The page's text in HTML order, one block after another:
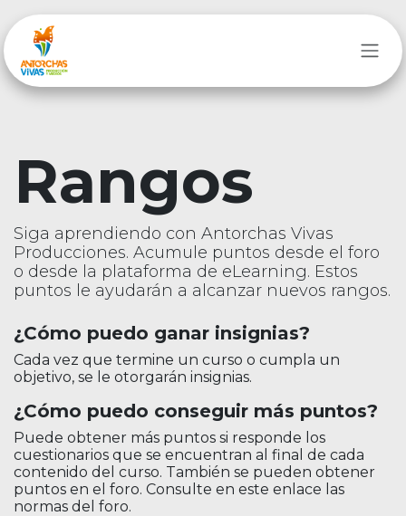
Rangos
Siga aprendiendo con Antorchas Vivas
Producciones. Acumule puntos desde el foro
o desde la plataforma de eLearning. Estos
puntos le ayudarán a alcanzar nuevos rangos.
¿Cómo puedo ganar insignias?
Cada vez que termine un curso o cumpla un
objetivo, se le otorgarán insignias.
¿Cómo puedo conseguir más puntos?
Puede obtener más puntos si responde los
cuestionarios que se encuentran al final de cada
contenido del curso. También se pueden obtener
puntos en el foro. Consulte en este enlace las
normas del foro.